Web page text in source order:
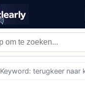
Keyword: terugkeer naar